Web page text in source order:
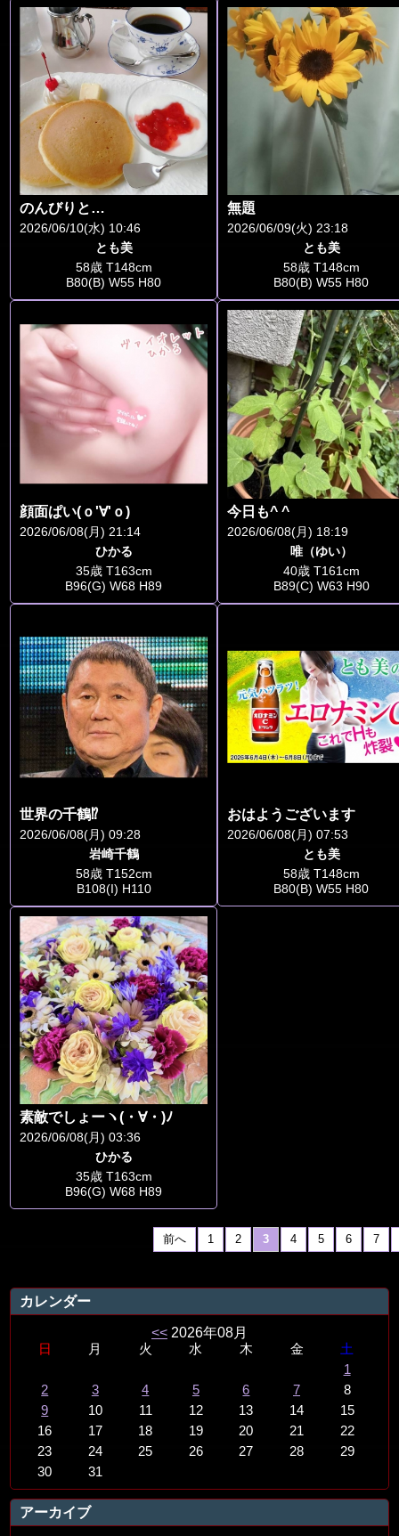
カレンダー
<< 2026年08月
日 月 火 水 木 金
土
1
2
3 4 5 6 7
8
9
10 11 12 13 14
15
16
17 18 19 20 21
22
23
24 25 26 27 28
29
30
31
アーカイブ
のんびりと…
2026/06/10(水) 10:46
とも美
58歳 T148cm
B80(B) W55 H80
無題
2026/06/09(火) 23:18
とも美
58歳 T148cm
B80(B) W55 H80
顔面ぱい(ｏ'∀'ｏ)
2026/06/08(月) 21:14
ひかる
35歳 T163cm
B96(G) W68 H89
今日も^ ^
2026/06/08(月) 18:19
唯（ゆい）
40歳 T161cm
B89(C) W63 H90
世界の千鶴⁉️
2026/06/08(月) 09:28
岩崎千鶴
58歳 T152cm
B108(I) H110
おはようございます
2026/06/08(月) 07:53
とも美
58歳 T148cm
B80(B) W55 H80
素敵でしょーヽ(・∀・)ﾉ
2026/06/08(月) 03:36
ひかる
35歳 T163cm
B96(G) W68 H89
前へ 1 2 3 4 5 6 7